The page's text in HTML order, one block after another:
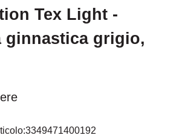
Tex Light -
ginnastica grigio,
3349471400192